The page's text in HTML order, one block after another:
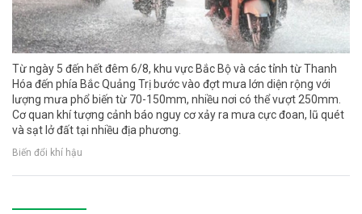
Từ ngày 5 đến hết đêm 6/8, khu vực Bắc Bộ và các tỉnh từ Thanh
Hóa đến phía Bắc Quảng Trị bước vào đợt mưa lớn diện rộng với
lượng mưa phổ biến từ 70-150mm, nhiều nơi có thể vượt 250mm.
Cơ quan khí tượng cảnh báo nguy cơ xảy ra mưa cực đoan, lũ quét
và sạt lở đất tại nhiều địa phương.
Biến đổi khí hậu